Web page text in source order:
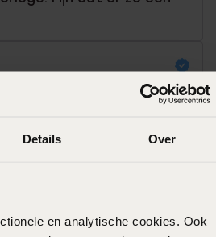
Details Over
en analytische cookies. Ook
Toon meer
& bestel